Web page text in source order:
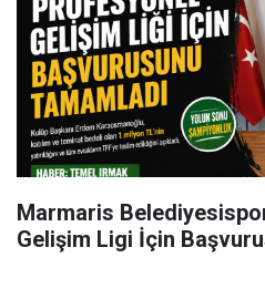
Marmaris
Gelişim Ligi İçin